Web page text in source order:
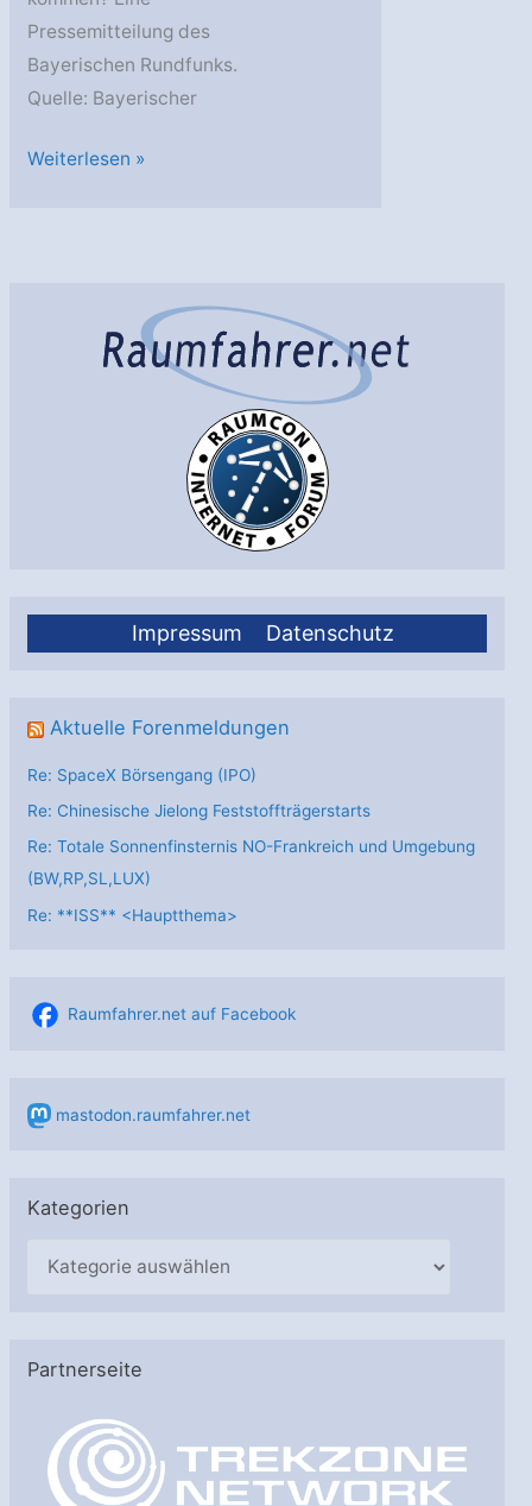
Impressum Datenschutz
Aktuelle Forenmeldungen
Re: SpaceX Börsengang (IPO)
Re: Chinesische Jielong Feststoffträgerstarts
Re: Totale Sonnenfinsternis NO-Frankreich und Umgebung
(BW,RP,SL,LUX)
Re: **ISS** <Hauptthema>
Raumfahrer.net auf Facebook
mastodon.raumfahrer.net
Kategorien
g
Partnerseite
Pressemitteilung des
Bayerischen Rundfunks.
Quelle: Bayerischer
Space
Asteroiden
Weiterlesen »